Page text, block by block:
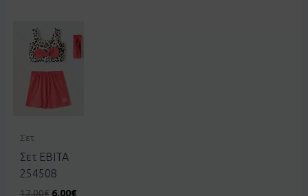
Σετ
Σετ EBITA
254508
12.00€ 6.00€